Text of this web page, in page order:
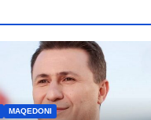
MAQEDONI